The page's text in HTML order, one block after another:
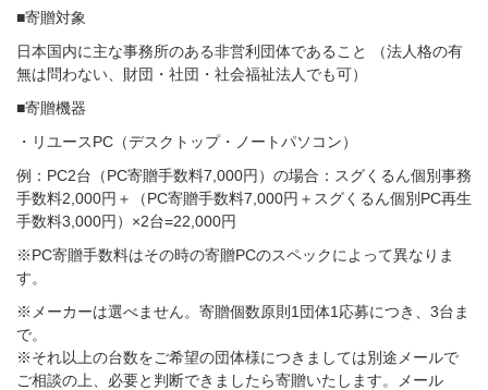
■寄贈対象
日本国内に主な事務所のある非営利団体であること （法人格の有
無は問わない、財団・社団・社会福祉法人でも可）
■寄贈機器
・リユースPC（デスクトップ・ノートパソコン）
例：PC2台（PC寄贈手数料7,000円）の場合：スグくるん個別事務
手数料2,000円＋（PC寄贈手数料7,000円＋スグくるん個別PC再生
手数料3,000円）×2台=22,000円
※PC寄贈手数料はその時の寄贈PCのスペックによって異なりま
す。
※メーカーは選べません。寄贈個数原則1団体1応募につき、3台ま
で。
※それ以上の台数をご希望の団体様につきましては別途メールで
ご相談の上、必要と判断できましたら寄贈いたします。メール